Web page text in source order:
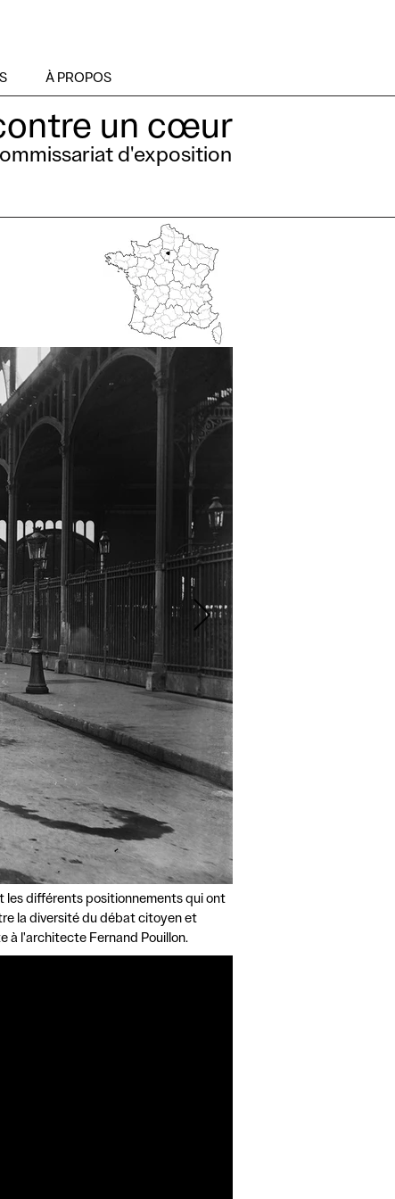
À PROPOS
un cœur
d'exposition
les différents positionnements qui ont
la diversité du débat citoyen et
à l'architecte Fernand Pouillon.